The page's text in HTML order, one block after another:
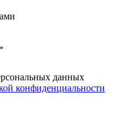
*
данных
конфиденциальности